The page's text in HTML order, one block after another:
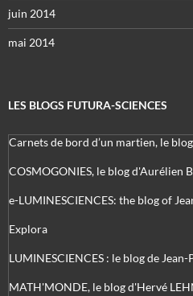
juin 2014
mai 2014
LES BLOGS FUTURA-SCIENCES
Carnets de bord d’un martien, le
COSMOGONIES, le blog d'Aurélien
e-LUMINESCIENCES: the blog of
Explora
LUMINESCIENCES : le blog de
MATH'MONDE, le blog d'Hervé